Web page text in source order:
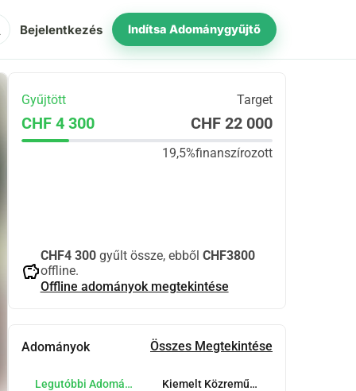
Bejelentkezés Indítsa Adománygyűjtő
Gyűjtött Target
CHF 4 300 CHF 22 000
19,5%finanszírozott
savings
CHF4 300gyűlt össze, ebből CHF3800
offline.
Offline adományok megtekintése
Adományok Összes Megtekintése
Legutóbbi Adományok Kiemelt Közreműködők